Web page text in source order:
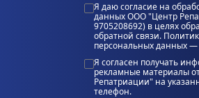
Я даю согласие на
данных ООО "Центр
9705208692) в целях
обратной связи.
персональных данных —
Я согласен получать
рекламные материалы
Репатриации" на
телефон.